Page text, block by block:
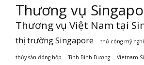
Thương vụ
Thương vụ Việt Nam tại
thị trường Singapore thủ công mỹ
thủy sản đóng hộp Tỉnh Bình Dương Vietnam